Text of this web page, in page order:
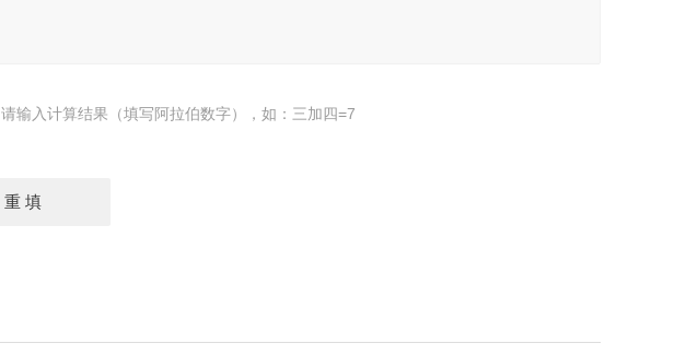
请输入计算结果（填写阿拉伯数字），如：三加四=7